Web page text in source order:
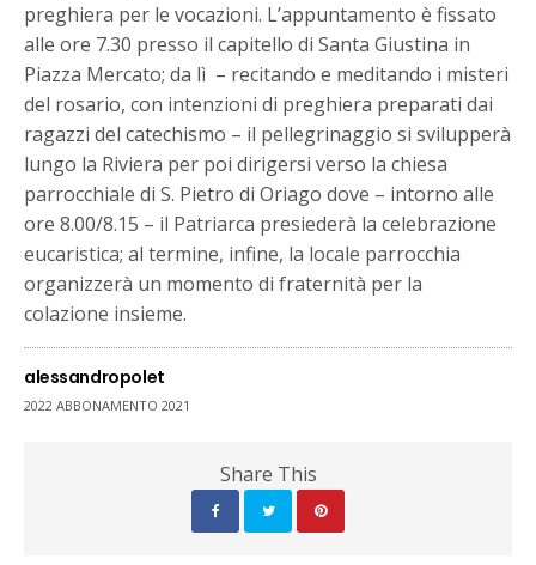
preghiera per le vocazioni. L’appuntamento è fissato
alle ore 7.30 presso il capitello di Santa Giustina in
Piazza Mercato; da lì – recitando e meditando i misteri
del rosario, con intenzioni di preghiera preparati dai
ragazzi del catechismo – il pellegrinaggio si svilupperà
lungo la Riviera per poi dirigersi verso la chiesa
parrocchiale di S. Pietro di Oriago dove – intorno alle
ore 8.00/8.15 – il Patriarca presiederà la celebrazione
eucaristica; al termine, infine, la locale parrocchia
organizzerà un momento di fraternità per la
colazione insieme.
alessandropolet
2022 ABBONAMENTO 2021
Share This